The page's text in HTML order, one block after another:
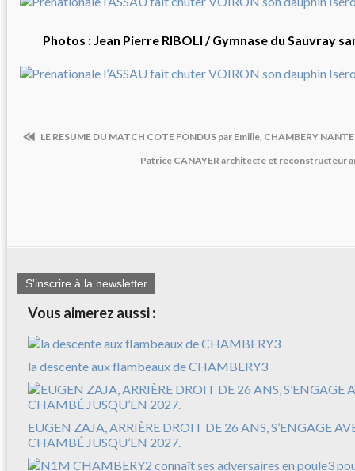
Photos : Jean Pierre RIBOLI / Gymnase du Sauvray
LE RESUME DU MATCH COTE FONDUS par Emilie, CHAMBERY
Patrice CANAYER architecte et reconstructeur
S'inscrire à la newsletter
Vous aimerez aussi :
la descente aux flambeaux de CHAMBERY3
EUGEN ZAJA, ARRIÈRE DROIT DE 26 ANS, S’ENGAGE
CHAMBÉ JUSQU’EN 2027.